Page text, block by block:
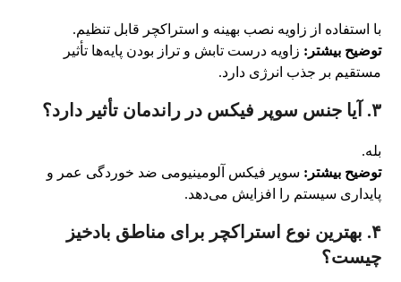
با استفاده از زاویه نصب بهینه و استراکچر قابل تنظیم.
توضیح بیشتر: زاویه درست تابش و تراز بودن پایه‌ها تأثیر
مستقیم بر جذب انرژی دارد.
۳. آیا جنس سوپر فیکس در راندمان تأثیر دارد؟
بله.
توضیح بیشتر: سوپر فیکس آلومینیومی ضد خوردگی عمر و
پایداری سیستم را افزایش می‌دهد.
۴. بهترین نوع استراکچر برای مناطق بادخیز
چیست؟